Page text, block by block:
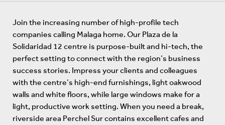
Join the increasing number of high-profile tech
companies calling Malaga home. Our Plaza de la
Solidaridad 12 centre is purpose-built and hi-tech, the
perfect setting to connect with the region’s business
success stories. Impress your clients and colleagues
with the centre’s high-end furnishings, light oakwood
walls and white floors, while large windows make for a
light, productive work setting. When you need a break,
riverside area Perchel Sur contains excellent cafes and